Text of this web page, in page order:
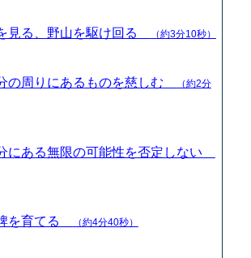
見る、野山を駆け回る （約3分10秒）
の周りにあるものを慈しむ
（約2分
にある無限の可能性を否定しない
を育てる （約4分40秒）